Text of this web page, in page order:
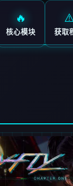
🔥
核心模块 获取